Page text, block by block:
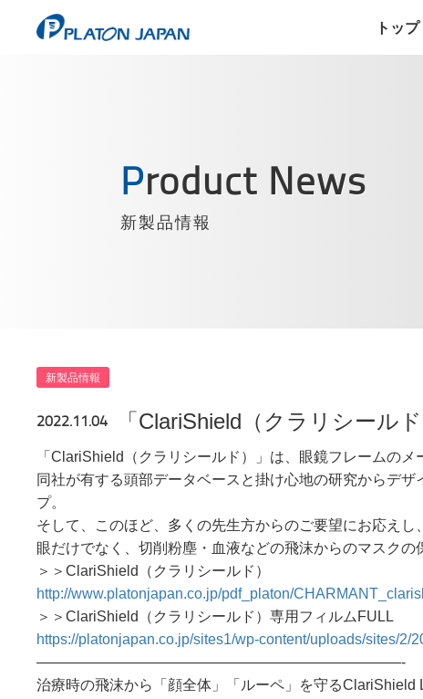
トップ
Product News
新製品情報
新製品情報
2022.11.04 「ClariShield（クラリシール
「ClariShield（クラリシールド）」は、眼鏡フレームの
同社が有する頭部データベースと掛け心地の研究からデ
プ。
そして、このほど、多くの先生方からのご要望にお応え
眼だけでなく、切削粉塵・血液などの飛沫からのマスクの
＞＞ClariShield（クラリシールド）
http://www.platonjapan.co.jp/pdf_platon/
＞＞ClariShield（クラリシールド）専用フィルムFULL
https://platonjapan.co.jp/sites1/wp-content/uploads/sites/2/
—————————————————————————-
治療時の飛沫から「顔全体」「ルーペ」を守るClariShield